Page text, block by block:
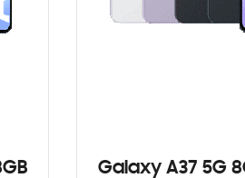
Galaxy A37 5G